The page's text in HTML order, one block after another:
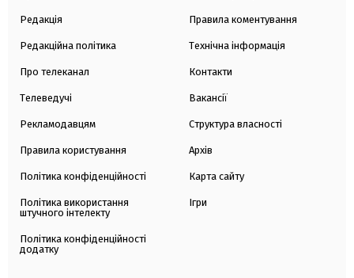
Редакція
Редакційна політика
Про телеканал
Телеведучі
Рекламодавцям
Правила користування
Політика конфіденційності
Політика використання
штучного інтелекту
Політика конфіденційності
додатку
Правила коментування
Технічна інформація
Контакти
Вакансії
Структура власності
Архів
Карта сайту
Ігри